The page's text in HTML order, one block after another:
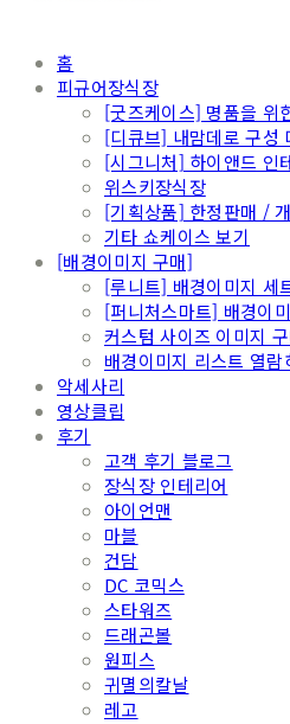
홈
피규어장식장
[굿즈케이스] 명품을 위
[디큐브] 내맘데로 구성
[시그니처] 하이앤드 인
위스키장식장
[기획상품] 한정판매 /
기타 쇼케이스 보기
[배경이미지 구매]
[루니트] 배경이미지 세
[퍼니처스마트] 배경이
커스텀 사이즈 이미지
배경이미지 리스트 열람
악세사리
영상클립
후기
고객 후기 블로그
장식장 인테리어
아이언맨
마블
건담
DC 코믹스
스타워즈
드래곤볼
원피스
귀멸의칼날
레고